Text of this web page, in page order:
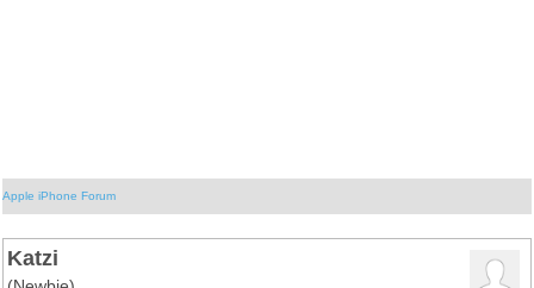
Apple iPhone Forum
Katzi